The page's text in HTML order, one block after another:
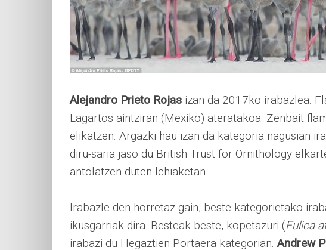
Alejandro Prieto Rojas izan da 2017ko irabazlea.
Lagartos aintziran (Mexiko) ateratakoa. Zenbait
elikatzen. Argazki hau izan da kategoria nagusian
diru-saria jaso du British Trust for Ornithology
antolatzen duten lehiaketan.
Irabazle den horretaz gain, beste kategorietako
ikusgarriak dira. Besteak beste, kopetazuri (Fulica
irabazi du Hegaztien Portaera kategorian.Andrew